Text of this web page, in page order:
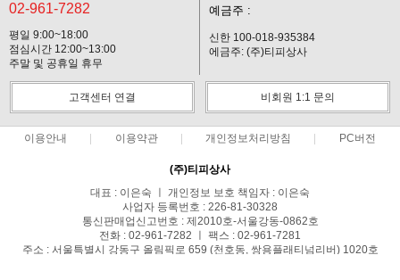
02-961-7282
평일 9:00~18:00
점심시간 12:00~13:00
주말 및 공휴일 휴무
예금주 :
신한 100-018-935384
에금주: (주)티피상사
고객센터 연결 비회원 1:1 문의
이용안내 이용약관 개인정보처리방침 PC버전
(주)티피상사
대표 : 이은숙 ㅣ 개인정보 보호 책임자 : 이은숙
사업자 등록번호 : 226-81-30328
통신판매업신고번호 : 제2010호-서울강동-0862호
전화 : 02-961-7282 ㅣ 팩스 : 02-961-7281
주소 : 서울특별시 강동구 올림픽로 659 (천호동, 쌍용플래티넘리버) 1020호